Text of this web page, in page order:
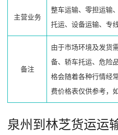
主营业务
整车运输、零担运输
托运、设备运输、专
备注
由于市场环境及发货
备、轿车托运、危险
格会随着各种行情经
费价格表仅供参考，
泉州到林芝货运运